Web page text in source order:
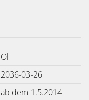
Öl
2036-03-26
ab dem 1.5.2014